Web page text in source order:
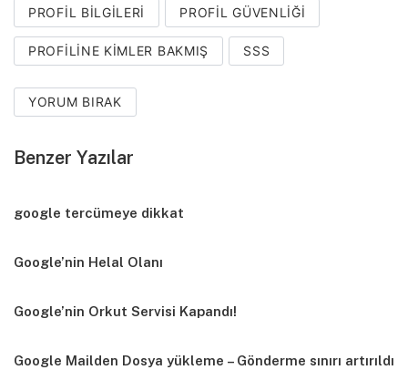
PROFIL BILGILERI PROFIL GÜVENLIĞI
PROFILINE KIMLER BAKMIŞ SSS
YORUM BIRAK
Benzer Yazılar
google tercümeye dikkat
Google’nin Helal Olanı
Google’nin Orkut Servisi Kapandı!
Google Mailden Dosya yükleme – Gönderme sınırı artırıldı